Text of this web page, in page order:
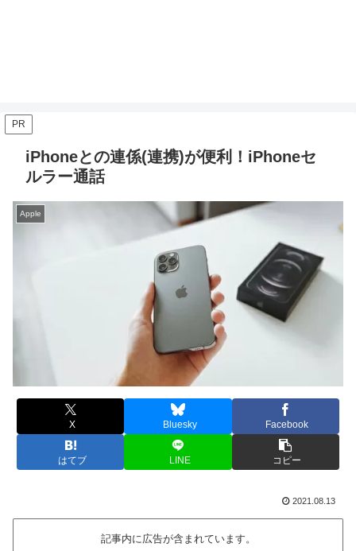
PR
iPhoneとの連係(連携)が便利！iPhoneセ
ルラー通話
Apple
X Bluesky Facebook
はてブ LINE コピー
2021.08.13
記事内に広告が含まれています。